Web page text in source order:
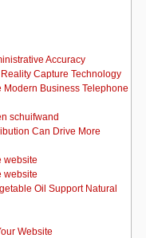
Accuracy
Capture Technology
Modern Business Telephone
schuifwand
Can Drive More
website
website
Oil Support Natural
Website